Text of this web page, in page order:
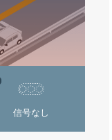
信号なし